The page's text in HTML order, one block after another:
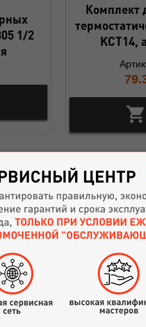
1/2
Комплект
KCT14,